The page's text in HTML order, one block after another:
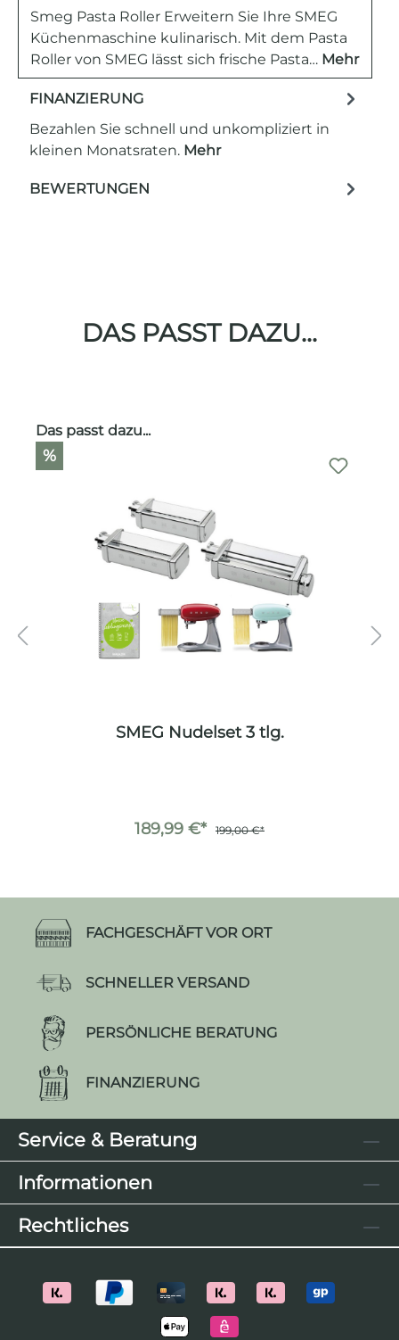
Smeg Pasta Roller Erweitern Sie Ihre SMEG
Küchenmaschine kulinarisch. Mit dem Pasta
Roller von SMEG lässt sich frische Pasta… Mehr
FINANZIERUNG
Bezahlen Sie schnell und unkompliziert in
kleinen Monatsraten. Mehr
BEWERTUNGEN
DAS PASST DAZU...
Produktgalerie überspringen
Das passt dazu...
%
SMEG Nudelset 3 tlg.
189,99 €* 199,00 €*
FACHGESCHÄFT VOR ORT
SCHNELLER VERSAND
PERSÖNLICHE BERATUNG
FINANZIERUNG
Service & Beratung
Informationen
Rechtliches